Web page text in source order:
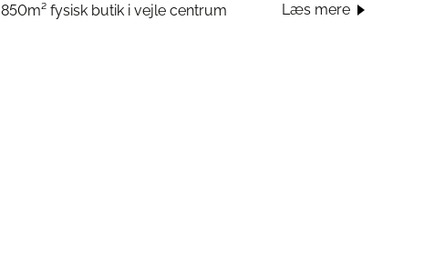
850m² fysisk butik i vejle centrum
Læs mere